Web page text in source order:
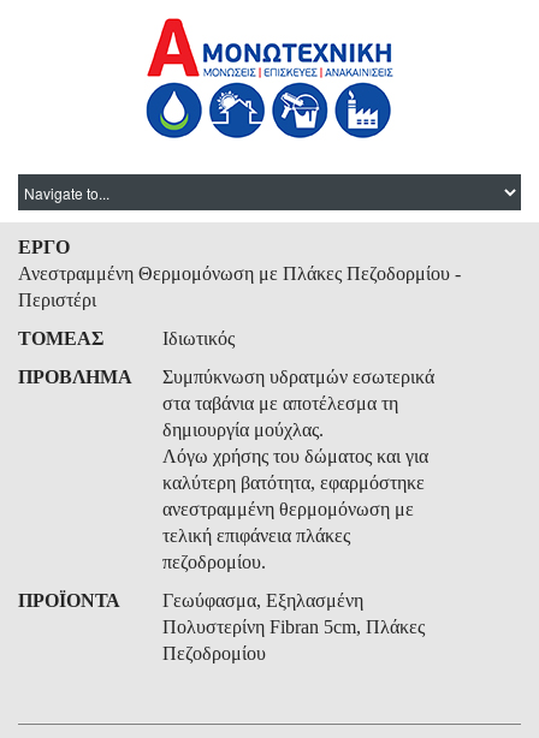
ΕΡΓΟ
Ανεστραμμένη Θερμομόνωση με Πλάκες Πεζοδορμίου -
Περιστέρι
ΤΟΜΕΑΣ
Ιδιωτικός
ΠΡΟΒΛΗΜΑ
Συμπύκνωση υδρατμών εσωτερικά
στα ταβάνια με αποτέλεσμα τη
δημιουργία μούχλας.
Λόγω χρήσης του δώματος και για
καλύτερη βατότητα, εφαρμόστηκε
ανεστραμμένη θερμομόνωση με
τελική επιφάνεια πλάκες
πεζοδρομίου.
ΠΡΟΪΟΝΤΑ
Γεωύφασμα, Εξηλασμένη
Πολυστερίνη Fibran 5cm, Πλάκες
Πεζοδρομίου